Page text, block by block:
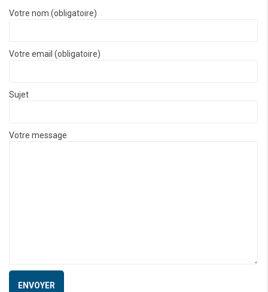
Votre nom (obligatoire)
Votre email (obligatoire)
Sujet
Votre message